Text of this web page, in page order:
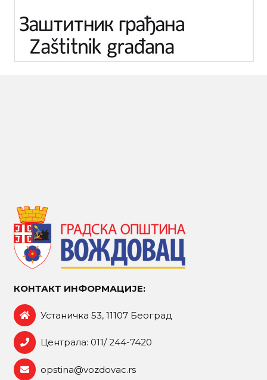
КОНТАКТ ИНФОРМАЦИЈЕ:
Устаничка 53, 11107 Београд
Централа: 011/ 244-7420
opstina@vozdovac.rs